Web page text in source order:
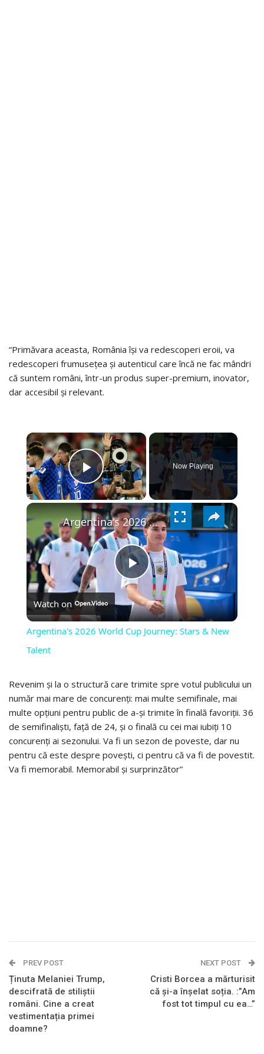
“Primăvara aceasta, România își va redescoperi eroii, va
redescoperi frumusețea și autenticul care încă ne fac mândri
că suntem români, într-un produs super-premium, inovator,
dar accesibil și relevant.
×
PLAY
VIDEO
Now Playing
×
PLAY
VIDEO
Argentina's 2026 World Cup Journey: Stars & New Talent
Watch on
Argentina's 2026 World Cup Journey: Stars & New
Talent
Revenim și la o structură care trimite spre votul publicului un
număr mai mare de concurenți: mai multe semifinale, mai
multe opțiuni pentru public de a-și trimite în finală favoriții. 36
de semifinaliști, față de 24, și o finală cu cei mai iubiți 10
concurenți ai sezonului. Va fi un sezon de poveste, dar nu
pentru că este despre povești, ci pentru că va fi de povestit.
Va fi memorabil. Memorabil și surprinzător”
PREV POST
Ținuta Melaniei Trump,
descifrată de stiliștii
români. Cine a creat
vestimentația primei
doamne?
NEXT POST
Cristi Borcea a mărturisit
că și-a înșelat soția. :”Am
fost tot timpul cu ea…”